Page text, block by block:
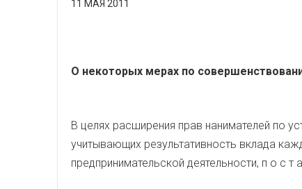
11 МАЯ 2011
О некоторых мерах по
В целях расширения прав нанимателей по
учитывающих результативность вклада
предпринимательской деятельности, п о с т